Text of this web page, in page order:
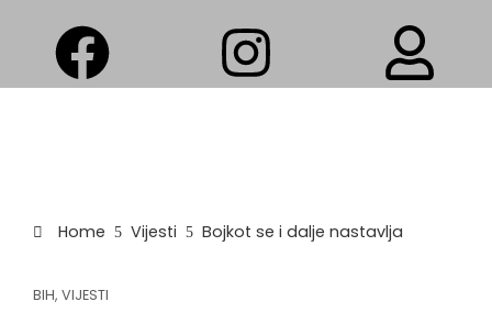
Home Vijesti Bojkot se i dalje nastavlja
BIH, VIJESTI